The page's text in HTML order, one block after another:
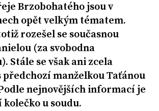
Brzobohatého jsou v
opět velkým tématem.
rozešel se současnou
(za svobodna
Stále se však ani zcela
předchozí manželkou Taťánou
nejnovějších informací je
kolečko u soudu.